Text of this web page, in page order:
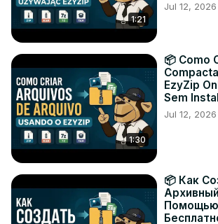
1:21
Jul 12, 2026
1:30
📦 Como
EzyZip
Sem
Jul 12, 2026
📦 Как
Помощью